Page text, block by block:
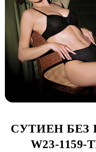
СУТИЕН БЕЗ
W23-1159-